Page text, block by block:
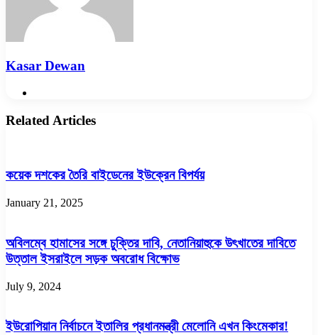
Kasar Dewan
Related Articles
কয়েক দশকের তৈরি বাইডেনের ইউক্রেন বিপর্যয়
January 21, 2025
অবিলম্বে হামাসের সঙ্গে চুক্তির দাবি, নেতানিয়াহুকে উৎখাতের দাবিতে
উত্তাল ইসরাইলে সড়ক অবরোধ বিক্ষোভ
July 9, 2024
ইউরোপিয়ান নির্বাচনে ইতালির প্রধানমন্ত্রী মেলোনি এখন কিংমেকার!